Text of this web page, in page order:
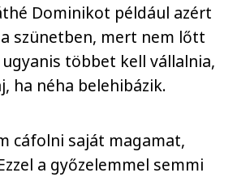
Dominikot például azért
szünetben, mert nem lőtt
többet kell vállalnia,
ha néha belehibázik.
cáfolni saját magamat,
a győzelemmel semmi